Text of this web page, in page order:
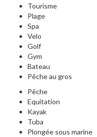
Tourisme
Plage
Spa
Velo
Golf
Gym
Bateau
Pêche au gros
Pêche
Equitation
Kayak
Tuba
Plongée sous marine